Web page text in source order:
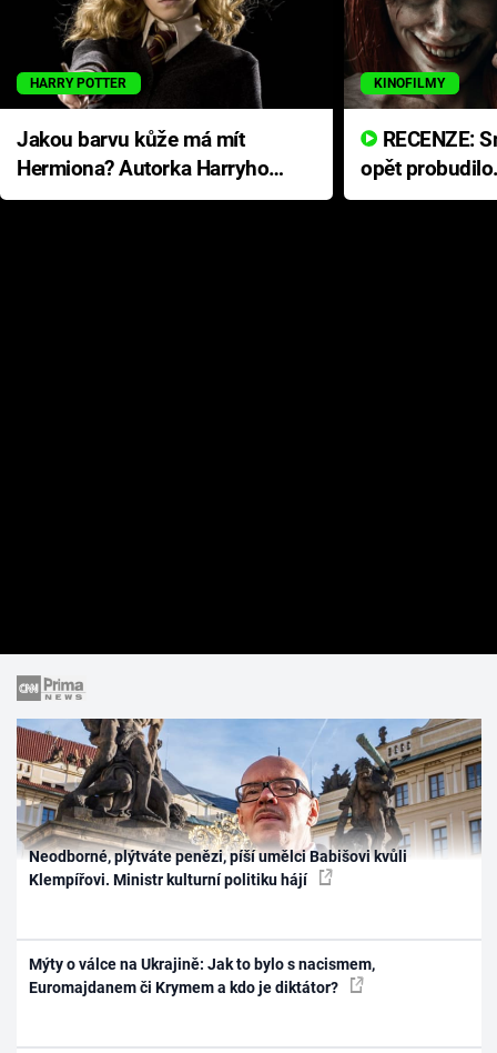
HARRY POTTER
Jakou barvu kůže má mít
Hermiona? Autorka Harryho
Pottera přišla s ráznou
KINOFILMY
opět
přichází s
Neodborné, plýtváte penězi, píší umělci Babišovi kvůli
Klempířovi. Ministr kulturní politiku hájí
Mýty o válce na Ukrajině: Jak to bylo s nacismem,
Euromajdanem či Krymem a kdo je diktátor?